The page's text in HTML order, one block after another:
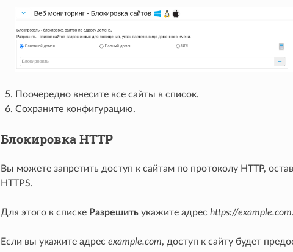
Поочередно внесите все сайты в список.
Сохраните конфигурацию.
Блокировка HTTP
Вы можете запретить доступ к сайтам по протоколу HTTP,
HTTPS.
Для этого в списке Разрешитьукажите адрес https://example.com
Если вы укажите адрес example.com, доступ к сайту будет